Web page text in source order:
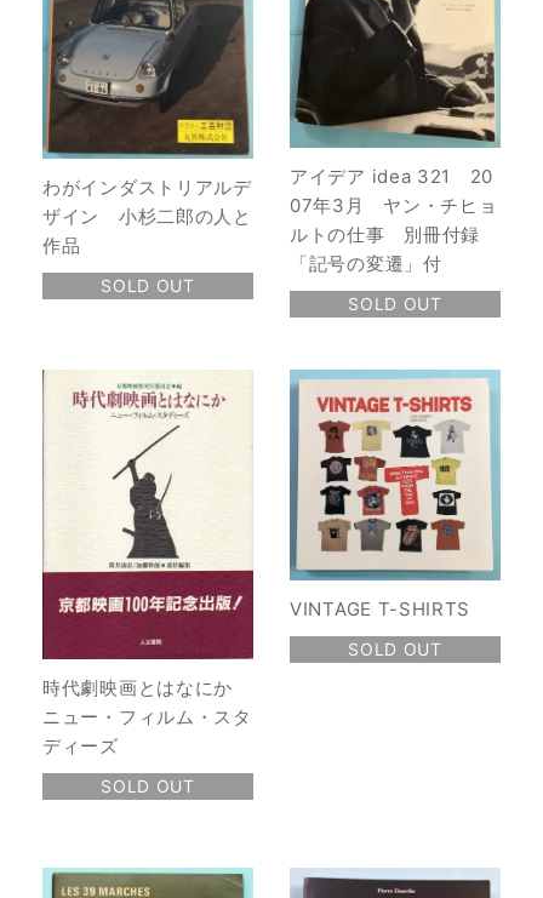
わがインダストリアルデ
ザイン 小杉二郎の人と
作品
SOLD OUT
アイデア idea 321 20
07年3月 ヤン・チヒョ
ルトの仕事 別冊付録
「記号の変遷」付
SOLD OUT
時代劇映画とはなにか
ニュー・フィルム・スタ
ディーズ
SOLD OUT
VINTAGE T-SHIRTS
SOLD OUT